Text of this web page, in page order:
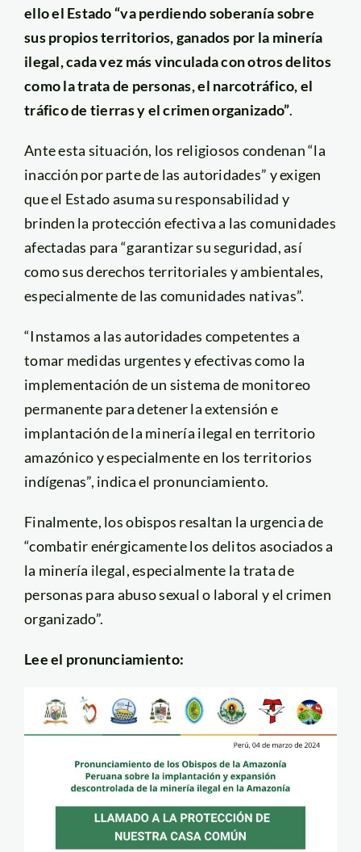
ello el Estado “va perdiendo soberanía sobre
sus propios territorios, ganados por la minería
ilegal, cada vez más vinculada con otros delitos
como la trata de personas, el narcotráfico, el
tráfico de tierras y el crimen organizado”.
Ante esta situación, los religiosos condenan “la
inacción por parte de las autoridades” y exigen
que el Estado asuma su responsabilidad y
brinden la protección efectiva a las comunidades
afectadas para “garantizar su seguridad, así
como sus derechos territoriales y ambientales,
especialmente de las comunidades nativas”.
“Instamos a las autoridades competentes a
tomar medidas urgentes y efectivas como la
implementación de un sistema de monitoreo
permanente para detener la extensión e
implantación de la minería ilegal en territorio
amazónico y especialmente en los territorios
indígenas”, indica el pronunciamiento.
Finalmente, los obispos resaltan la urgencia de
“combatir enérgicamente los delitos asociados a
la minería ilegal, especialmente la trata de
personas para abuso sexual o laboral y el crimen
organizado”.
Lee el pronunciamiento: